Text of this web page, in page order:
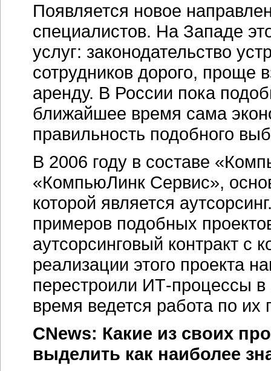
Появляется новое
специалистов. На Западе
услуг: законодательство
сотрудников дорого, проще
аренду. В России пока
ближайшее время сама
правильность подобного
В 2006 году в составе
«КомпьюЛинк Сервис»,
которой является
примеров подобных
аутсорсинговый контракт с
реализации этого проекта
перестроили ИТ-процессы
время ведется работа по их
CNews: Какие из своих
выделить как наиболее